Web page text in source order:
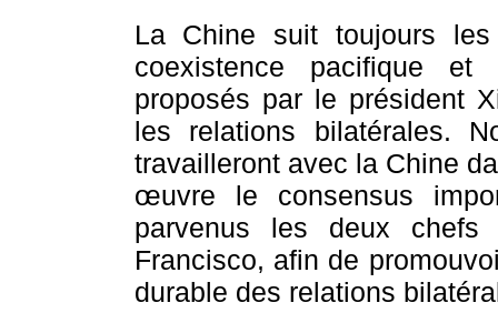
La Chine suit toujours
coexistence pacifique et
proposés par le président
les relations bilatérales.
travailleront avec la Chine
œuvre le consensus
parvenus les deux
Francisco, afin de
durable des relations